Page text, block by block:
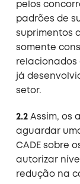
pelos
padrões de
suprimentos
somente
relacionados
já
setor.
2.2Assim, os
aguardar
CADE sobre
autorizar
redução na